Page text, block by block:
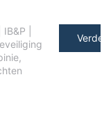
IB&P
,
Verder